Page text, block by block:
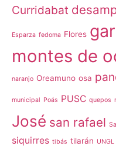
Curridabat
Esparza fedoma Flores
montes de
naranjo Oreamuno osa
municipal Poás PUSC quepos
José san rafael
siquirres tibás tilarán UNGL